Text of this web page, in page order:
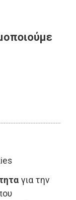
για την